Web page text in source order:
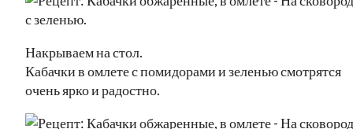
Накрываем на стол.
Кабачки в омлете с помидорами и зеленью смотрятся
очень ярко и радостно.